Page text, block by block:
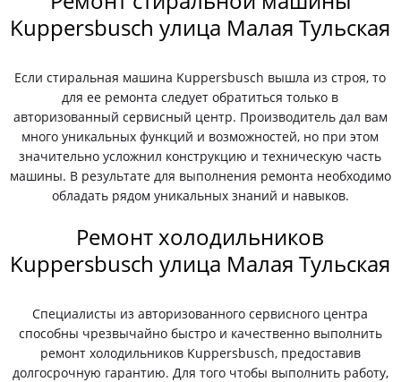
Kuppersbusch улица Малая Тульская
Если стиральная машина Kuppersbusch вышла из строя, то
для ее ремонта следует обратиться только в
авторизованный сервисный центр. Производитель дал вам
много уникальных функций и возможностей, но при этом
значительно усложнил конструкцию и техническую часть
машины. В результате для выполнения ремонта необходимо
обладать рядом уникальных знаний и навыков.
Ремонт холодильников
Kuppersbusch улица Малая Тульская
Специалисты из авторизованного сервисного центра
способны чрезвычайно быстро и качественно выполнить
ремонт холодильников Kuppersbusch, предоставив
долгосрочную гарантию. Для того чтобы выполнить работу,